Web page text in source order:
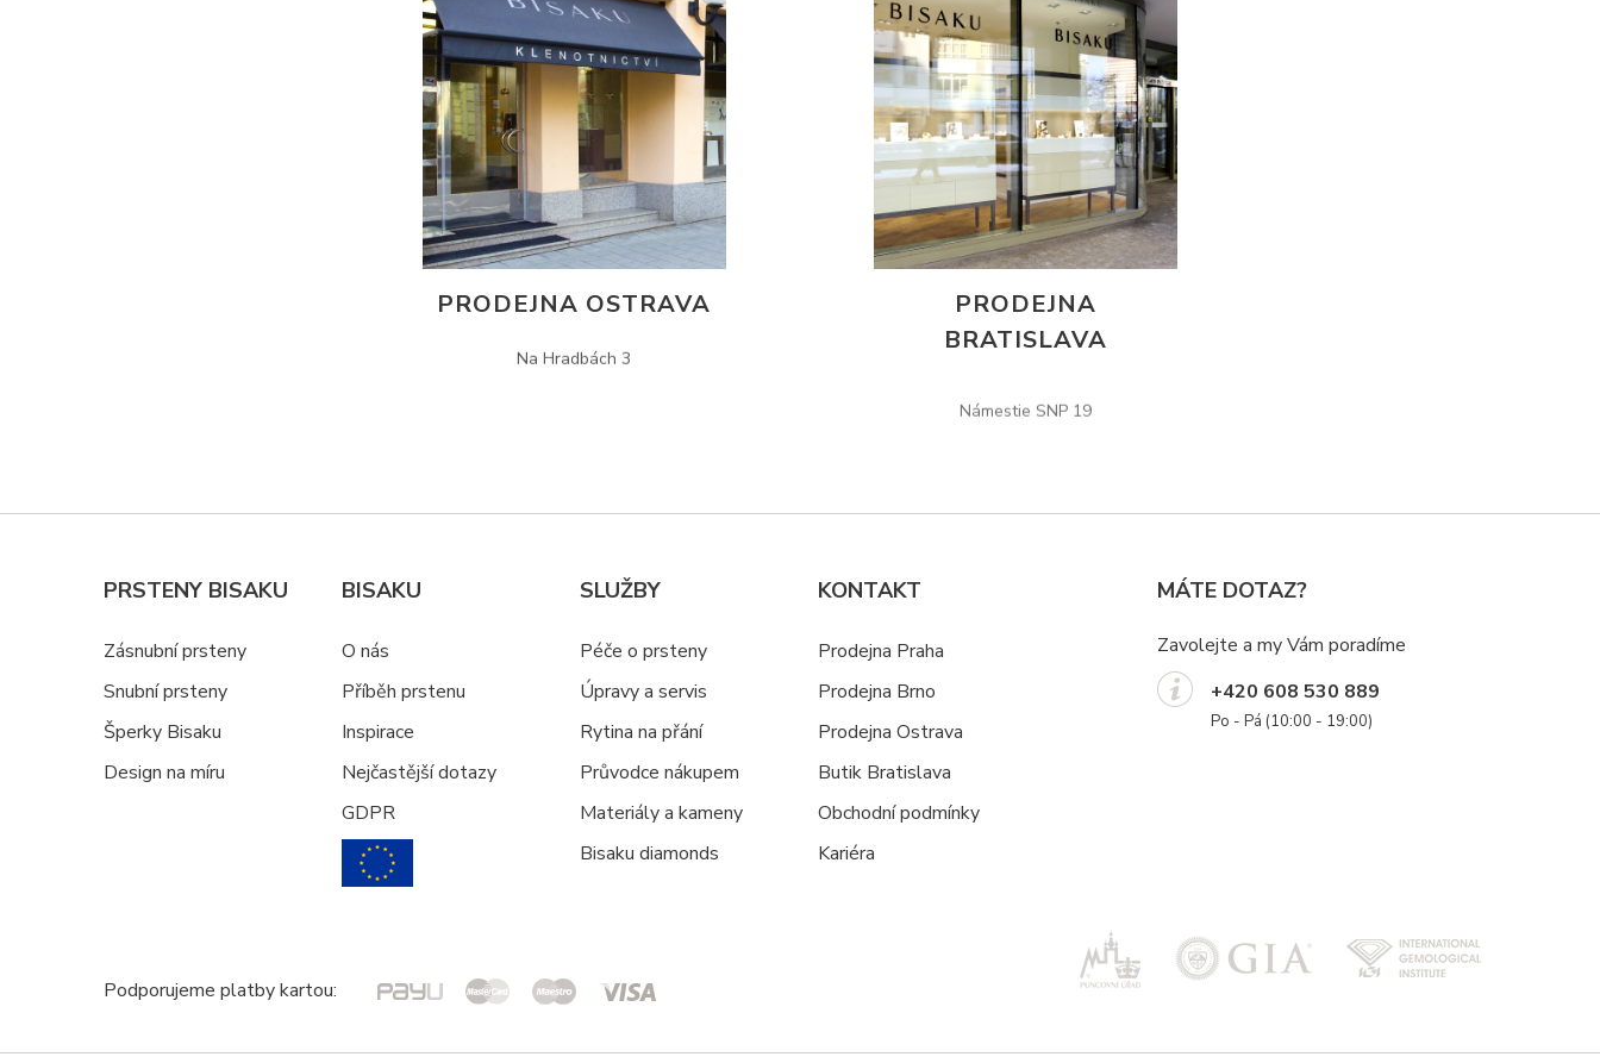
PRODEJNA OSTRAVA
PRODEJNA
BRATISLAVA
PRSTENY BISAKU
Zásnubní prsteny
Snubní prsteny
Šperky Bisaku
Design na míru
BISAKU
O nás
Příběh prstenu
Inspirace
Nejčastější dotazy
GDPR
SLUŽBY
Péče o prsteny
Úpravy a servis
Rytina na přání
Průvodce nákupem
Materiály a kameny
Bisaku diamonds
KONTAKT
Prodejna Praha
Prodejna Brno
Prodejna Ostrava
Butik Bratislava
Obchodní podmínky
Kariéra
MÁTE DOTAZ?
Zavolejte a my Vám poradíme
+420 608 530 889
Po - Pá (10:00 - 19:00)
Podporujeme platby kartou: